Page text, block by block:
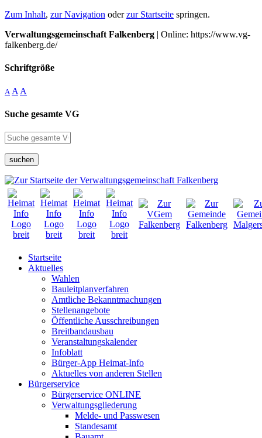
Zum Inhalt, zur Navigation oderzur Startseite springen.
Verwaltungsgemeinschaft Falkenberg | Online: https://www.vg-
falkenberg.de/
Schriftgröße
A A A
Suche gesamte VG
suchen
Startseite
Aktuelles
Wahlen
Bauleitplanverfahren
Amtliche Bekanntmachungen
Stellenangebote
Öffentliche Ausschreibungen
Breitbandausbau
Veranstaltungskalender
Infoblatt
Bürger-App Heimat-Info
Aktuelles von anderen Stellen
Bürgerservice
Bürgerservice ONLINE
Verwaltungsgliederung
Melde- und Passwesen
Standesamt